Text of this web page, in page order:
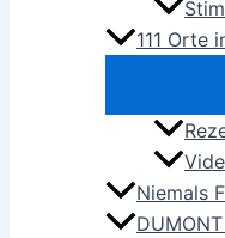
111 Orte
Niemals